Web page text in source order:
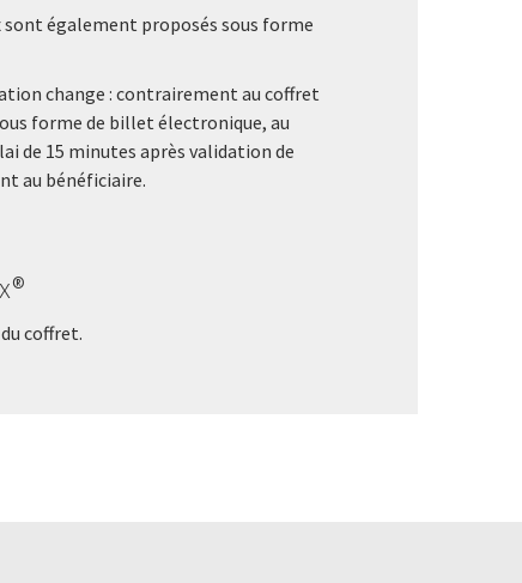
sont également proposés sous forme
change : contrairement au coffret
forme de billet électronique, au
de 15 minutes après validation de
au bénéficiaire.
coffret.